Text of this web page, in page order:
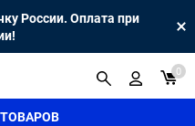
России. Оплата при
0